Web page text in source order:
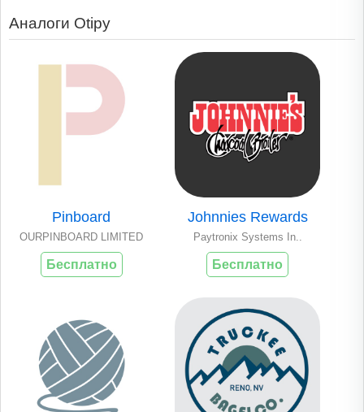
Аналоги Otipy
Pinboard
OURPINBOARD LIMITED
Бесплатно
Johnnies Rewards
Paytronix Systems In..
Бесплатно